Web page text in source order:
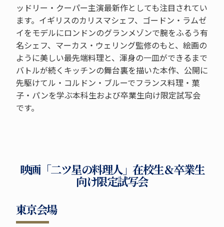
ッドリー・クーパー主演最新作としても注目されてい
ます。イギリスのカリスマシェフ、ゴードン・ラムゼ
イをモデルにロンドンのグランメゾンで腕をふるう有
名シェフ、マーカス・ウェリング監修のもと、絵画の
ように美しい最先端料理と、渾身の一皿ができるまで
バトルが続くキッチンの舞台裏を描いた本作、公開に
先駆けてル・コルドン・ブルーでフランス料理・菓
子・パンを学ぶ本科生および卒業生向け限定試写会
です。
映画「二ツ星の料理人」在校生＆卒業生
向け限定試写会
東京会場